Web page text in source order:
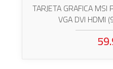
TARJETA GRAFICA
VGA DVI